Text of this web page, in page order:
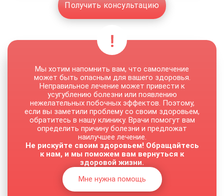
Получить консультацию
Мы хотим напомнить вам, что самолечение
может быть опасным для вашего здоровья.
Неправильное лечение может привести к
усугублению болезни или появлению
нежелательных побочных эффектов. Поэтому,
если вы заметили проблему со своим здоровьем,
обратитесь в нашу клинику. Врачи помогут вам
определить причину болезни и предложат
наилучшее лечение.
Не рискуйте своим здоровьем! Обращайтесь
к нам, и мы поможем вам вернуться к
здоровой жизни.
Мне нужна помощь